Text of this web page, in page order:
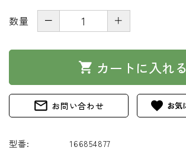
数量 － ＋
shopping_cart カートに入れる
mail_outline お問い合わせ favorite
型番: 166854877